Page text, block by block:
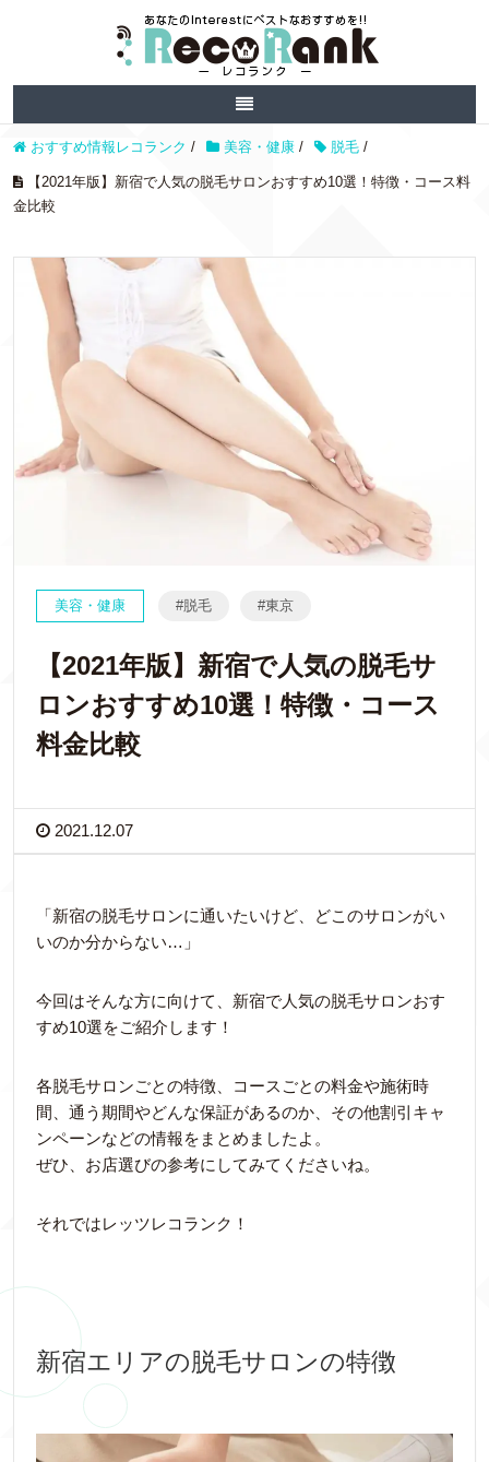
おすすめ情報レコランク / 美容・健康 / 脱毛 /
【2021年版】新宿で人気の脱毛サロンおすすめ10選！特徴・コース料
金比較
美容・健康 脱毛 東京
【2021年版】新宿で人気の脱毛サ
ロンおすすめ10選！特徴・コース
料金比較
2021.12.07
「新宿の脱毛サロンに通いたいけど、どこのサロンがい
いのか分からない…」
今回はそんな方に向けて、新宿で人気の脱毛サロンおす
すめ10選をご紹介します！
各脱毛サロンごとの特徴、コースごとの料金や施術時
間、通う期間やどんな保証があるのか、その他割引キャ
ンペーンなどの情報をまとめましたよ。
ぜひ、お店選びの参考にしてみてくださいね。
それではレッツレコランク！
新宿エリアの脱毛サロンの特徴